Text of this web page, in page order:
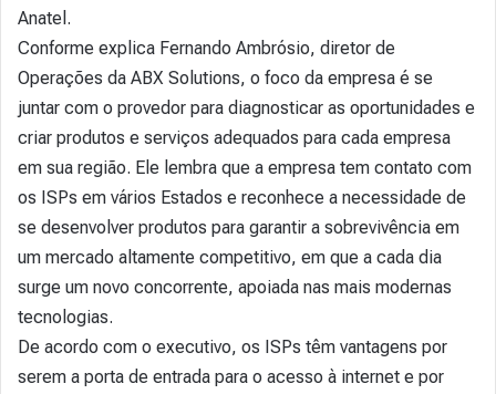
Anatel.
Conforme explica Fernando Ambrósio, diretor de
Operações da ABX Solutions, o foco da empresa é se
juntar com o provedor para diagnosticar as oportunidades e
criar produtos e serviços adequados para cada empresa
em sua região. Ele lembra que a empresa tem contato com
os ISPs em vários Estados e reconhece a necessidade de
se desenvolver produtos para garantir a sobrevivência em
um mercado altamente competitivo, em que a cada dia
surge um novo concorrente, apoiada nas mais modernas
tecnologias.
De acordo com o executivo, os ISPs têm vantagens por
serem a porta de entrada para o acesso à internet e por